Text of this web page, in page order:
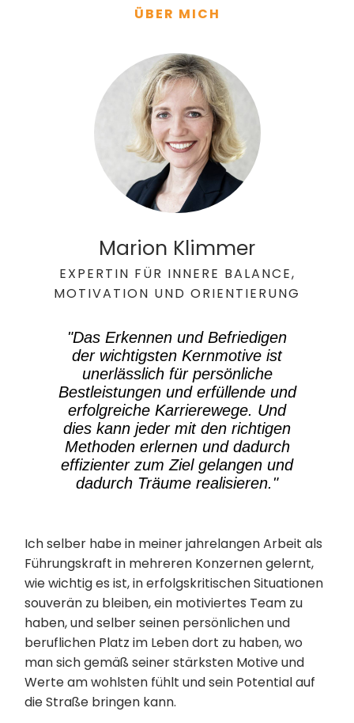
ÜBER MICH
Marion Klimmer
EXPERTIN FÜR INNERE BALANCE,
MOTIVATION UND ORIENTIERUNG
"Das Erkennen und Befriedigen
der wichtigsten Kernmotive ist
unerlässlich für persönliche
Bestleistungen und erfüllende und
erfolgreiche Karrierewege. Und
dies kann jeder mit den richtigen
Methoden erlernen und dadurch
effizienter zum Ziel gelangen und
dadurch Träume realisieren."
Ich selber habe in meiner jahrelangen Arbeit als
Führungskraft in mehreren Konzernen gelernt,
wie wichtig es ist, in erfolgskritischen Situationen
souverän zu bleiben, ein motiviertes Team zu
haben, und selber seinen persönlichen und
beruflichen Platz im Leben dort zu haben, wo
man sich gemäß seiner stärksten Motive und
Werte am wohlsten fühlt und sein Potential auf
die Straße bringen kann.